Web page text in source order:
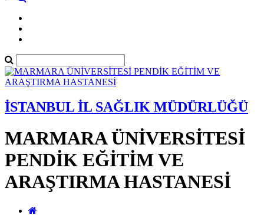
İSTANBUL İL SAĞLIK MÜDÜRLÜĞÜ
MARMARA ÜNİVERSİTESİ
PENDİK EĞİTİM VE
ARAŞTIRMA HASTANESİ